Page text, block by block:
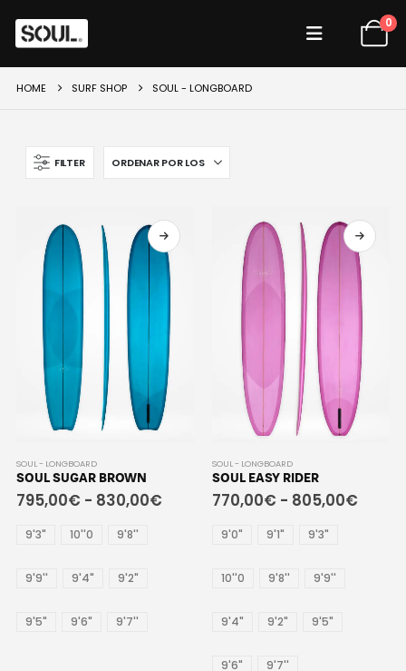
0
HOME SURF SHOP SOUL - LONGBOARD
FILTER
SOUL - LONGBOARD
SOUL SUGAR BROWN
795,00€ - 830,00€
9'3" 10''0 9'8''
9'9'' 9'4" 9'2"
9'5" 9'6" 9'7''
SOUL - LONGBOARD
SOUL EASY RIDER
770,00€ - 805,00€
9'0" 9'1" 9'3"
10''0 9'8'' 9'9''
9'4" 9'2" 9'5"
9'6" 9'7''